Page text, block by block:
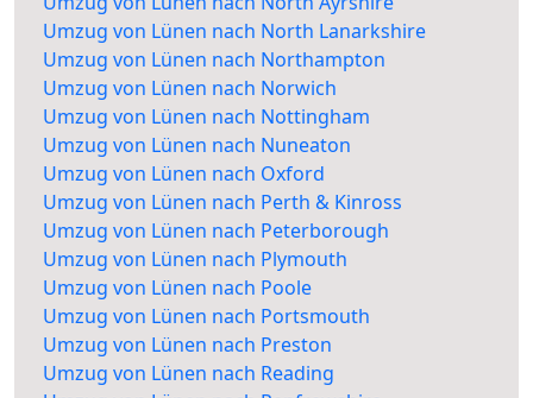
Umzug von Lünen nach North Lanarkshire
Umzug von Lünen nach Northampton
Umzug von Lünen nach Norwich
Umzug von Lünen nach Nottingham
Umzug von Lünen nach Nuneaton
Umzug von Lünen nach Oxford
Umzug von Lünen nach Perth & Kinross
Umzug von Lünen nach Peterborough
Umzug von Lünen nach Plymouth
Umzug von Lünen nach Poole
Umzug von Lünen nach Portsmouth
Umzug von Lünen nach Preston
Umzug von Lünen nach Reading